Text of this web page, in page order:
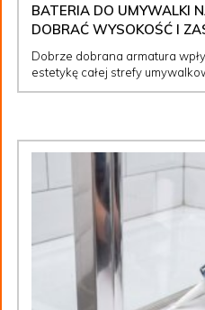
BATERIA DO UMYWALKI
DOBRAĆ WYSOKOŚĆ I
Dobrze dobrana armatura
estetykę całej strefy